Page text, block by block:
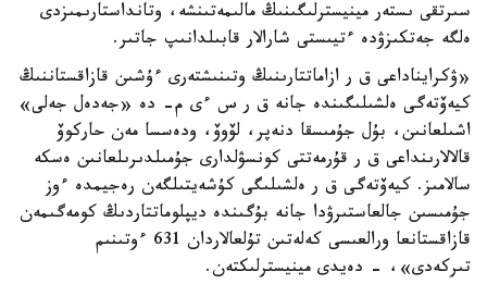
سىرتقى ىستەر مينيسترلىگىنىڭ مالىمەتىنشە، وتانداستارىمىزدى
ەلگە جەتكىزۋدە ءتيىستى شارالار قابىلدانىپ جاتىر.
«ۋكرايناداعى ق ر ازاماتتارىنىڭ وتىنىشتەرى ءۇشىن قازاقستاننىڭ
كيەۆتەگى ەلشىلىگىندە جانە ق ر س ءى م- دە «جەدەل جەلى»
اشىلعانىن، بۇل جۇمىسقا دنەپر، لۆوۆ، ودەسسا مەن حاركوۆ
قالالارىنداعى ق ر قۇرمەتتى كونسۋلدارى جۇمىلدىرىلعانىن ەسكە
سالامىز. كيەۆتەگى ق ر ەلشىلىگى كۇشەيتىلگەن رەجيمدە ءوز
جۇمىسىن جالعاستىرۋدا جانە بۇگىندە ديپلوماتتاردىڭ كومەگىمەن
قازاقستانعا ورالعىسى كەلەتىن تۇلعالاردان 631 ءوتىنىم
تىركەدى»، - دەيدى مينيسترلىكتەن.